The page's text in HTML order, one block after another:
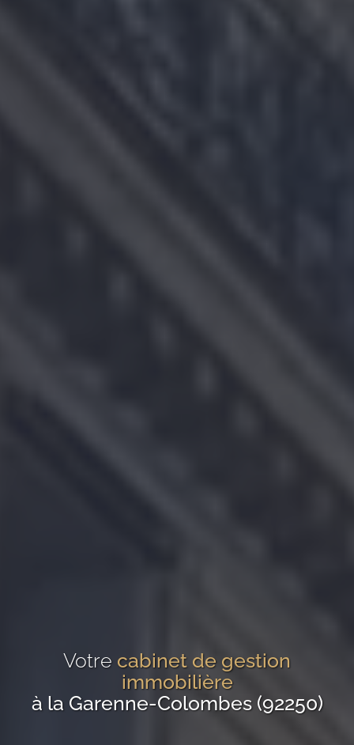
Votre cabinet de gestion
immobilière
à la Garenne-Colombes (92250)